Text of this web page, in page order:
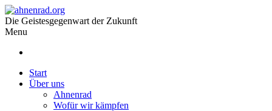
Die Geistesgegenwart der Zukunft
Menu
Start
Über uns
Ahnenrad
Wofür wir kämpfen